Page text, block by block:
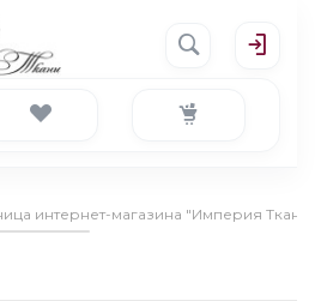
интернет-магазина "Империя Ткани"